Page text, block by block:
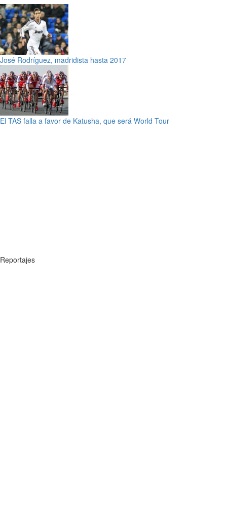
José Rodríguez, madridista hasta 2017
El TAS falla a favor de Katusha, que será World Tour
Reportajes